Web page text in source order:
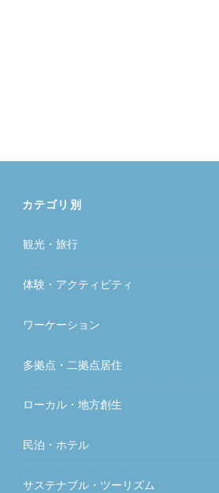
カテゴリ別
観光・旅行
体験・アクティビティ
ワーケーション
多拠点・二拠点居住
ローカル・地方創生
民泊・ホテル
サステナブル・ツーリズム